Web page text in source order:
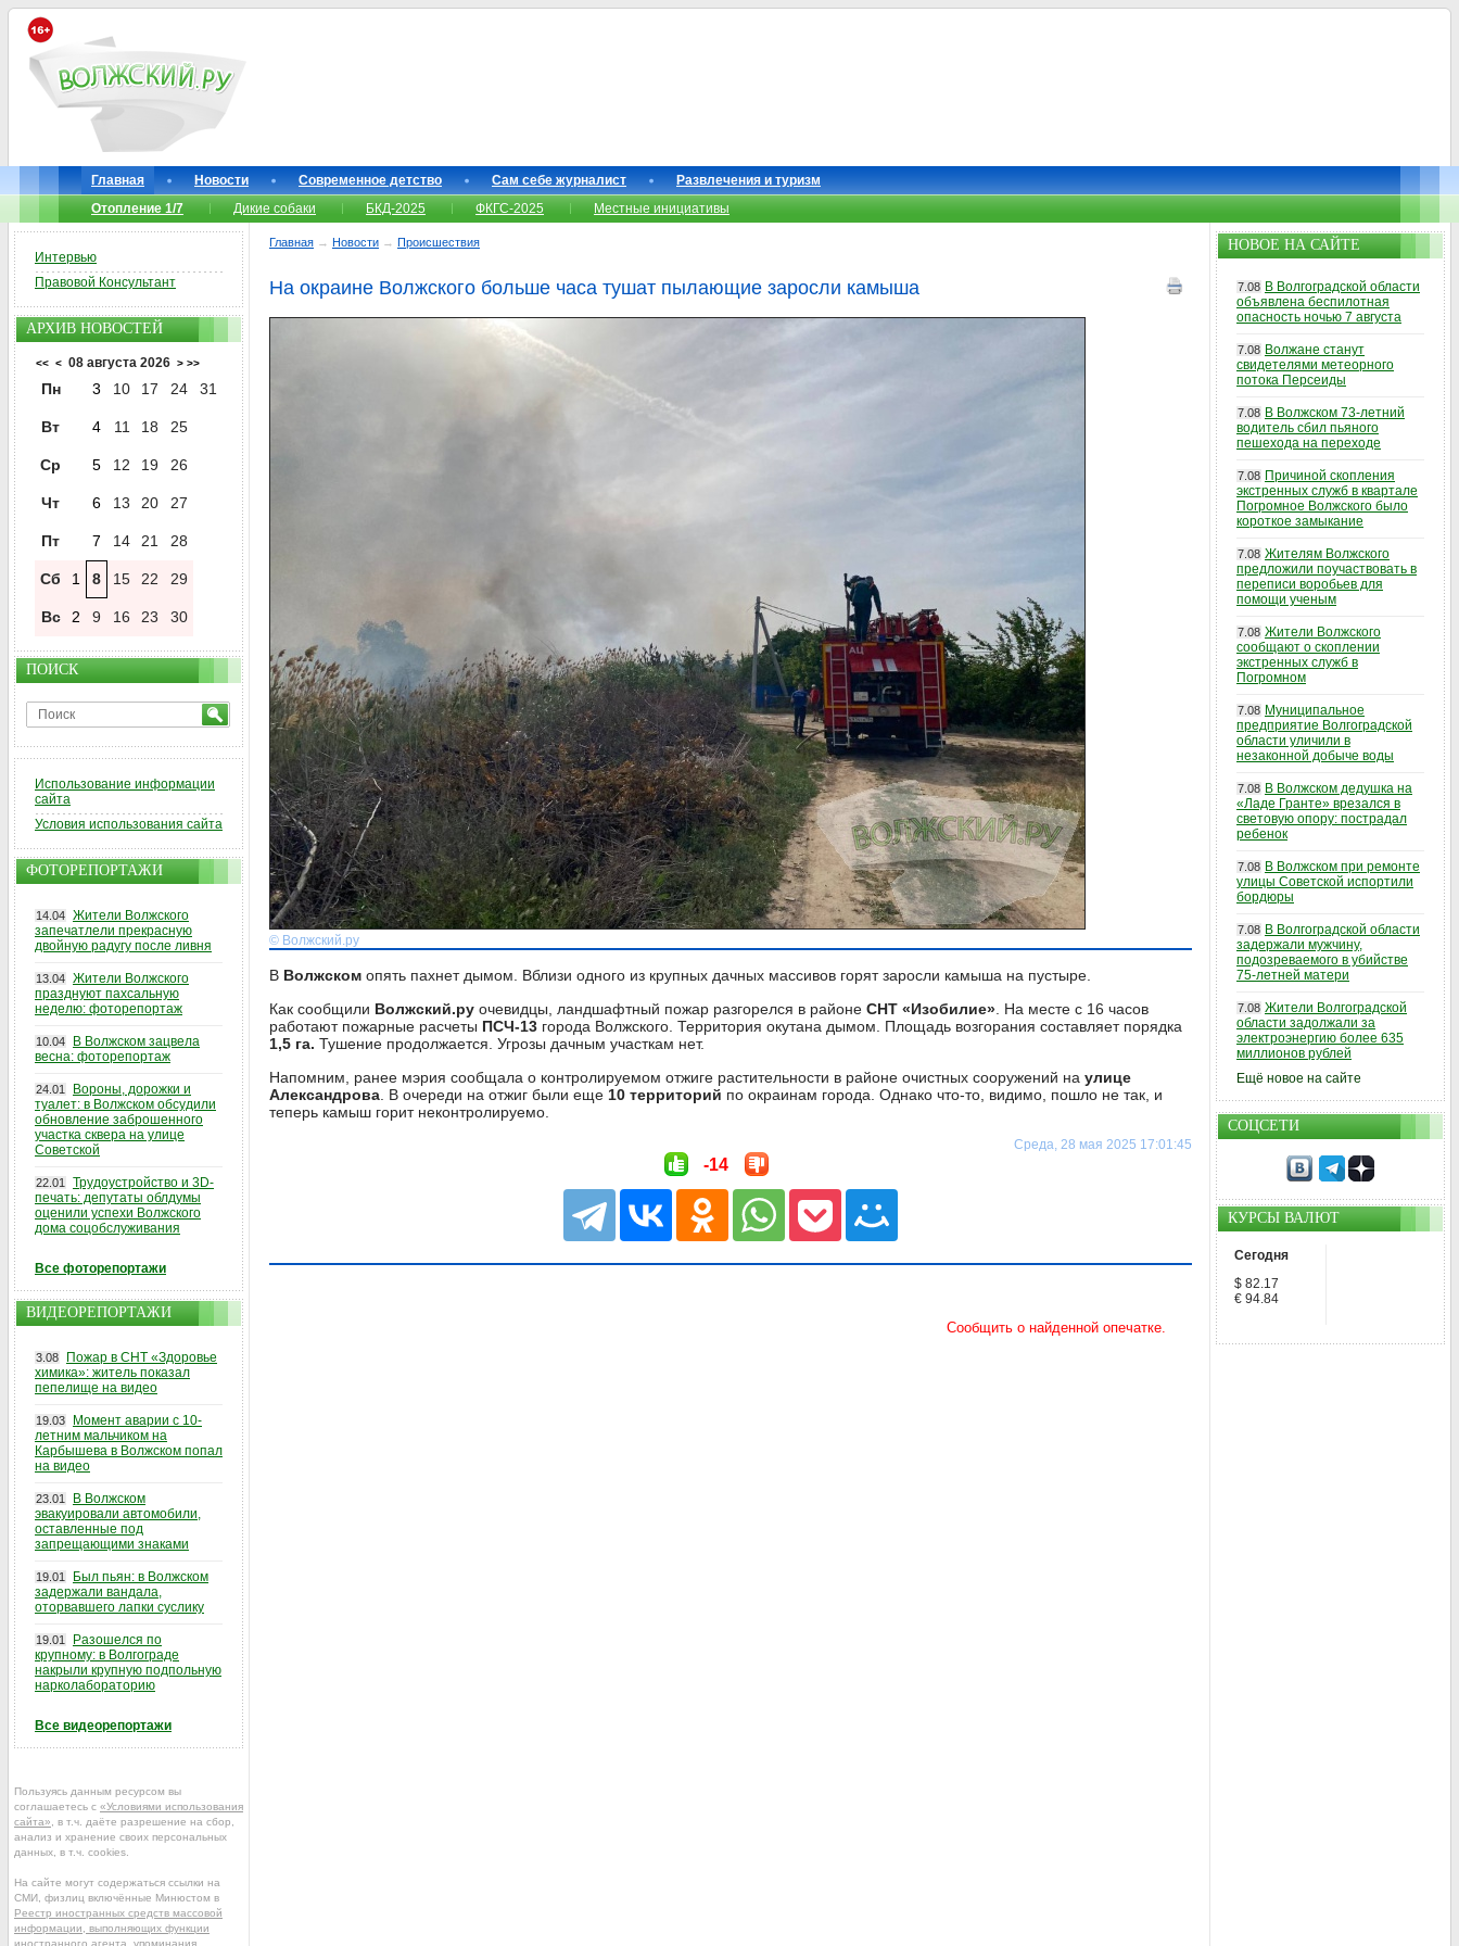
Главная Новости Современное детство Сам себе журналист
Развлечения и туризм
Отопление 1/7
Дикие собаки БКД-2025 ФКГС-2025 Местные инициативы
Главная → Новости → Происшествия
На окраине Волжского больше часа тушат пылающие заросли камыша
© Волжский.ру
В Волжском опять пахнет дымом. Вблизи одного из крупных дачных массивов горят заросли камыша на пустыре.
Как сообщили Волжский.ру очевидцы, ландшафтный пожар разгорелся в районе СНТ «Изобилие» . На месте с 16 часов
работают пожарные расчеты ПСЧ-13 города Волжского. Территория окутана дымом. Площадь возгорания составляет порядка
1,5 га. Тушение продолжается. Угрозы дачным участкам нет.
Напомним, ранее мэрия сообщала о контролируемом отжиге растительности в районе очистных сооружений на улице
Александрова . В очереди на отжиг были еще 10 территорий по окраинам города. Однако что-то, видимо, пошло не так, и
теперь камыш горит неконтролируемо.
Среда, 28 мая 2025 17:01:45
-14
Интервью
Правовой Консультант
АРХИВ НОВОСТЕЙ
<< < 08 августа 2026 > >>
Пн 3 10 17 24 31
Вт 4 11 18 25
Ср 5 12 19 26
Чт 6 13 20 27
Пт 7 14 21 28
Сб 1 8 15 22 29
Вс 2 9 16 23 30
ПОИСК
Использование информации
сайта
Условия использования сайта
ФОТОРЕПОРТАЖИ
14.04 Жители Волжского
запечатлели прекрасную
двойную радугу после ливня
13.04 Жители Волжского
празднуют пахсальную
неделю: фоторепортаж
10.04
В Волжском зацвела
весна: фоторепортаж
24.01
Вороны, дорожки и
туалет: в Волжском обсудили
обновление заброшенного
участка сквера на улице
Советской
22.01
Трудоустройство и 3D-
печать: депутаты облдумы
оценили успехи Волжского
дома соцобслуживания
Все фоторепортажи
ВИДЕОРЕПОРТАЖИ
3.08
Пожар в СНТ «Здоровье
химика»: житель показал
пепелище на видео
19.03
Момент аварии с 10-
летним мальчиком на
Карбышева в Волжском попал
на видео
23.01
В Волжском
эвакуировали автомобили,
оставленные под
запрещающими знаками
19.01
Был пьян: в Волжском
задержали вандала,
оторвавшего лапки суслику
19.01
Разошелся по
крупному: в Волгограде
накрыли крупную подпольную
нарколабораторию
Все видеорепортажи
Пользуясь данным ресурсом вы
соглашаетесь с «Условиями использования
сайта» , в т.ч. даёте разрешение на сбор,
анализ и хранение своих персональных
данных, в т.ч. cookies.
На сайте могут содержаться ссылки на
СМИ, физлиц включённые Минюстом в
Реестр иностранных средств массовой
информации, выполняющих функции
иностранного агента , упоминания
НОВОЕ НА САЙТЕ
7.08 В Волгоградской области
объявлена беспилотная
опасность ночью 7 августа
7.08 Волжане станут
свидетелями метеорного
потока Персеиды
7.08 В Волжском 73-летний
водитель сбил пьяного
пешехода на переходе
7.08 Причиной скопления
экстренных служб в квартале
Погромное Волжского было
короткое замыкание
7.08 Жителям Волжского
предложили поучаствовать в
переписи воробьев для
помощи ученым
7.08 Жители Волжского
сообщают о скоплении
экстренных служб в
Погромном
7.08 Муниципальное
предприятие Волгоградской
области уличили в
незаконной добыче воды
7.08 В Волжском дедушка на
«Ладе Гранте» врезался в
световую опору: пострадал
ребенок
7.08 В Волжском при ремонте
улицы Советской испортили
бордюры
7.08 В Волгоградской области
задержали мужчину,
подозреваемого в убийстве
75-летней матери
7.08 Жители Волгоградской
области задолжали за
электроэнергию более 635
миллионов рублей
Ещё новое на сайте
СОЦСЕТИ
КУРСЫ ВАЛЮТ
Сегодня
$ 82.17
€ 94.84